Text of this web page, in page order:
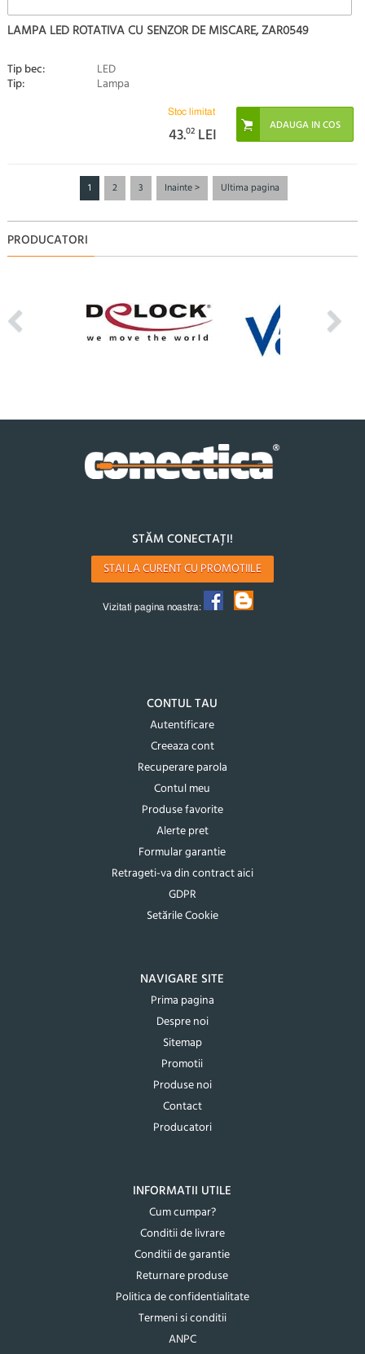
LAMPA LED ROTATIVA CU SENZOR DE MISCARE, ZAR0549
Tip bec: LED
Tip: Lampa
Stoc limitat
43.02 LEI
1 2 3 Inainte > Ultima pagina
PRODUCATORI
STĂM CONECTAȚI!
STAI LA CURENT CU PROMOTIILE
Vizitati pagina noastra:
CONTUL TAU
Autentificare
Creeaza cont
Recuperare parola
Contul meu
Produse favorite
Alerte pret
Formular garantie
Retrageti-va din contract aici
GDPR
Setările Cookie
NAVIGARE SITE
Prima pagina
Despre noi
Sitemap
Promotii
Produse noi
Contact
Producatori
INFORMATII UTILE
Cum cumpar?
Conditii de livrare
Conditii de garantie
Returnare produse
Politica de confidentialitate
Termeni si conditii
ANPC